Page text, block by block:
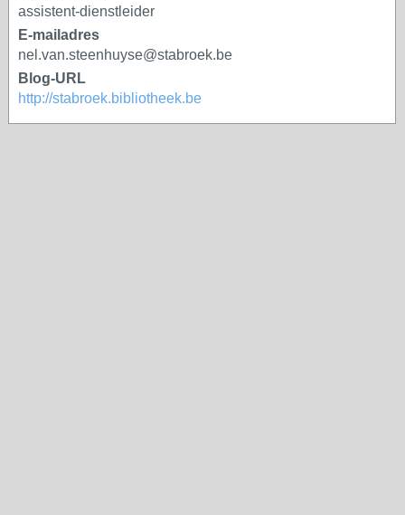
assistent-dienstleider
E-mailadres
nel.van.steenhuyse@stabroek.be
Blog-URL
http://stabroek.bibliotheek.be